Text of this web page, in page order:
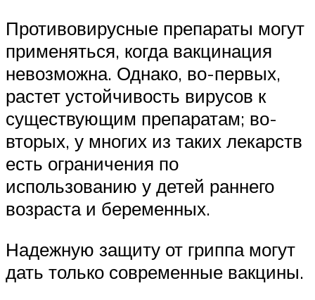
Противовирусные препараты могут
применяться, когда вакцинация
невозможна. Однако, во-первых,
растет устойчивость вирусов к
существующим препаратам; во-
вторых, у многих из таких лекарств
есть ограничения по
использованию у детей раннего
возраста и беременных.
Надежную защиту от гриппа могут
дать только современные вакцины.